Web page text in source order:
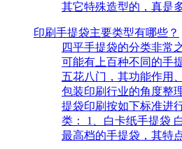
其它特殊造型的，真是
印刷手提袋主要类型有哪些？
四平手提袋的分类非常
可能有上百种不同的手
五花八门，其功能作用
包装印刷行业的角度整
提袋印刷按如下标准进
类： 1、白卡纸手提袋
最高档的手提袋，其特